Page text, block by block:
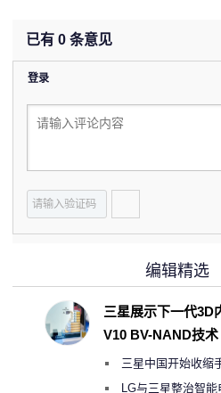
已有 0 条意见
登录
编辑精选
三星展示下一代3D
V10 BV-NAND技术
三星中国开始收缩
月销售额不达标门店
LG与三星整治智